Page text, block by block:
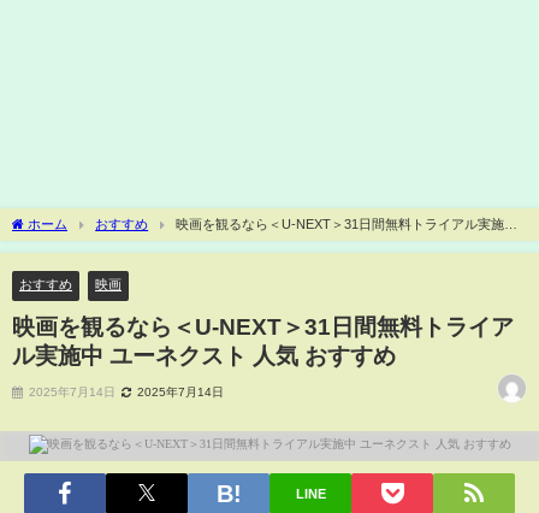
ホーム おすすめ
映画を観るなら＜U-NEXT＞31日間無料トライアル実施中
ユーネクスト 人気 おすすめ
おすすめ 映画
映画を観るなら＜U-NEXT＞31日間無料トライア
ル実施中 ユーネクスト 人気 おすすめ
2025年7月14日 2025年7月14日
LINE